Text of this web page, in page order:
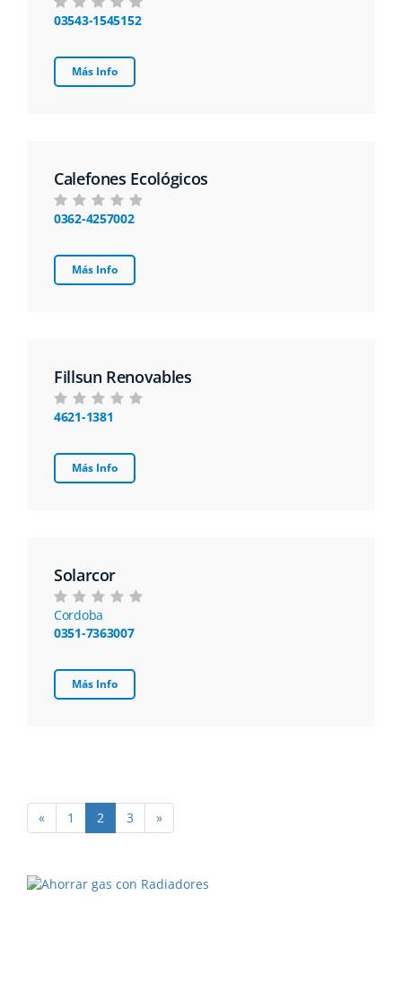
03543-1545152
Más Info
Calefones Ecológicos
0362-4257002
Más Info
Fillsun Renovables
4621-1381
Más Info
Solarcor
Cordoba
0351-7363007
Más Info
« 1 2 3 »